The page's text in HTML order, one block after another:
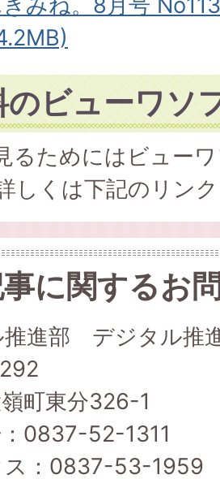
みね。8月号
のビューワソ
るためにはビュー
しくは下記のリン
に関するお
推進部 デジタル推
町東分326-1
0837-52-1311
ス：0837-53-1959